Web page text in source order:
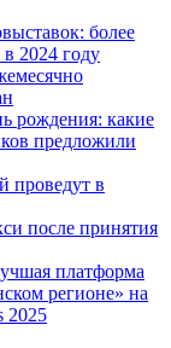
более
2024 году
рождения: какие
предложили
проведут в
после принятия
платформа
регионе» на
2025